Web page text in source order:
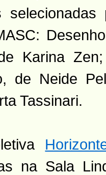
Karina
de Neide
Tassinari.
na Sala